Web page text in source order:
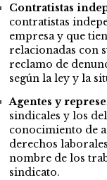
Contratistas
contratistas
empresa y que
relacionadas con
reclamo de
según la ley y la
Agentes y
sindicales y los
conocimiento de
derechos
nombre de los
sindicato.